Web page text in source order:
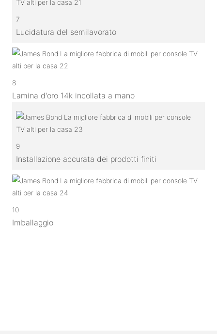
7
Lucidatura del semilavorato
8
Lamina d'oro 14k incollata a mano
9
Installazione accurata dei prodotti finiti
10
Imballaggio